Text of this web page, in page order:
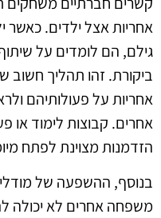
אחריות אצל ילדים. כאשר
גילם, הם לומדים על
ביקורת. זהו תהליך חשוב
אחריות על פעולותיהם
אחרים. קבוצות לימוד או
הזדמנות מצוינת לפתח
בנוסף, ההשפעה של מודלים
משפחה אחרים לא יכולה